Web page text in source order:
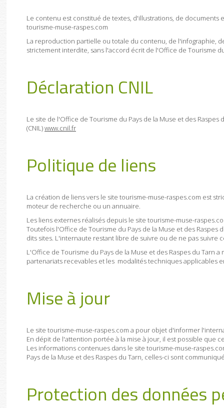
Le contenu est constitué de textes, d'illustrations, de
tourisme-muse-raspes.com
La reproduction partielle ou totale du contenu, de l'infographie,
strictement interdite, sans l'accord écrit de l'Office de Tourisme
Déclaration CNIL
Le site de l'Office de Tourisme du Pays de la Muse et des
(CNIL)www.cnil.fr
Politique de liens
La création de liens vers le site tourisme-muse-raspes.com est
moteur de recherche ou un annuaire.
Les liens externes réalisés depuis le site tourisme-muse-
Toutefois l'Office de Tourisme du Pays de la Muse et des
dits sites. L'internaute restant libre de suivre ou de ne pas suivre
L'Office de Tourisme du Pays de la Muse et des Raspes du
partenariats recevables et les modalités techniques applicables
Mise à jour
Le site tourisme-muse-raspes.com a pour objet d'informer
En dépit de l'attention portée à la mise à jour, il est possible que
Les informations contenues dans le site tourisme-muse-
Pays de la Muse et des Raspes du Tarn, celles-ci sont
Protection des données